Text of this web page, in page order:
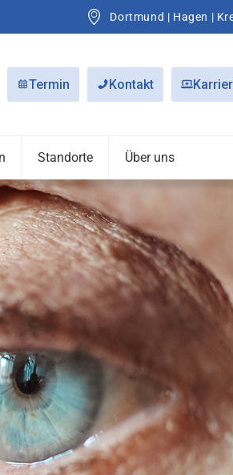
Ihre Fachärzte im Ruhrgebiet und Sauerland
Dortmund | Hagen |
Termin Kontakt
Standorte Über uns